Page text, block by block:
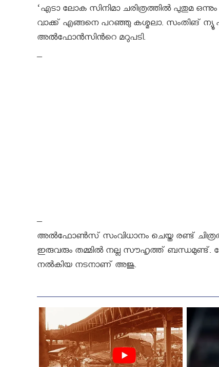
‘എടാ ലോക സിനിമാ ചരിത്രത്തില്‍ പുതുമ
വാക്ക് എങ്ങനെ പറഞ്ഞു കശ്മലാ. സംതിങ്
അൽഫോൻസിൻറെ മറുപടി.
–
–
അല്‍ഫോണ്‍സ് സംവിധാനം ചെയ്ത രണ്ട്
ഇരുവരും തമ്മില്‍ നല്ല സൗഹൃത്ത് ബന്ധമുണ്ട്.
നല്‍കിയ നടനാണ് അജു.